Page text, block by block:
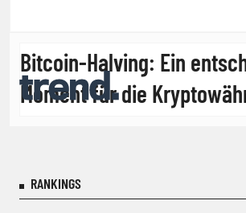
Bitcoin-Halving: Ein
Moment für die
RANKINGS